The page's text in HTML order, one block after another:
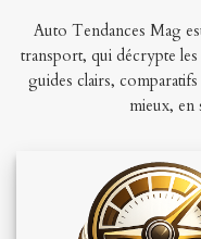
Auto Tendances Mag
transport, qui décrypte
guides clairs,
mieux, en